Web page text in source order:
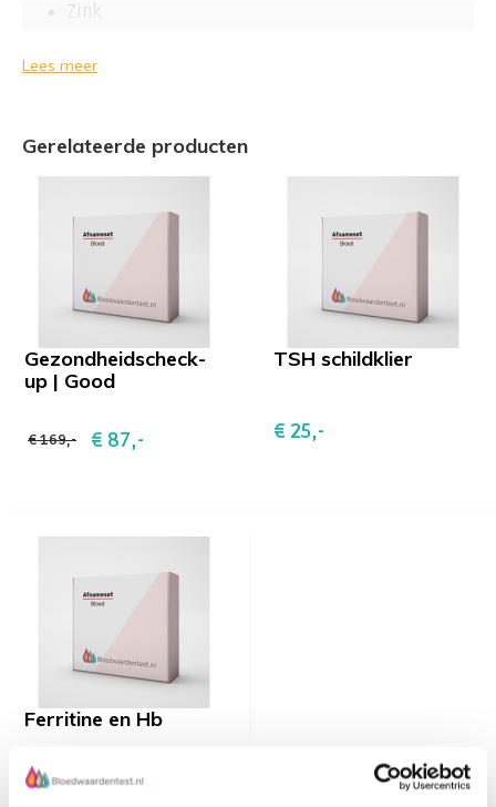
Zink
Selenium
Lees meer
Gerelateerde producten
Gezondheidscheck-
up | Good
€ 169,- € 87,-
TSH schildklier
€ 25,-
Ferritine en Hb
€ 39,-